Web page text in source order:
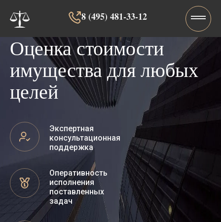
8 (495) 481-33-12‬‬
Оценка стоимости
имущества для любых
целей
Экспертная
консультационная
поддержка
Оперативность
исполнения
поставленных
задач